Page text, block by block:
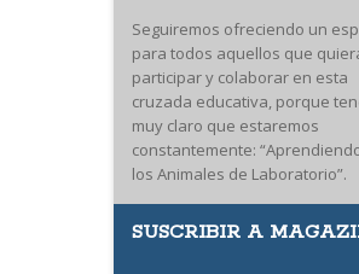
Seguiremos ofreciendo un
para todos aquellos que
participar y colaborar en esta
cruzada educativa, porque
muy claro que estaremos
constantemente:
los Animales de Laboratorio”.
SUSCRIBIR A